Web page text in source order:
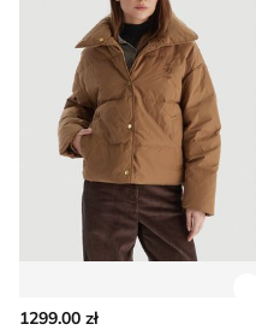
1299.00 zł